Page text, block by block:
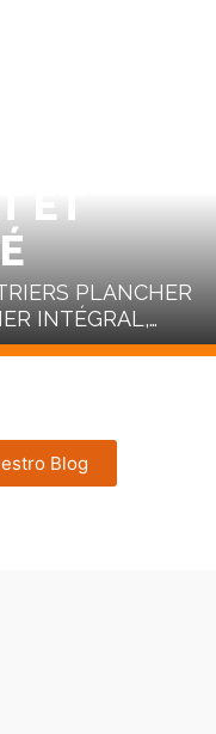
ET
PLANCHER
INTÉGRAL,…
Blog